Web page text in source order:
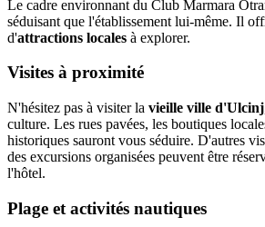
Le cadre environnant du Club Marmara
séduisant que l'établissement lui-même. Il
d'attractions locales à explorer.
Visites à proximité
N'hésitez pas à visiter la vieille ville d'Ulcinj
culture. Les rues pavées, les boutiques
historiques sauront vous séduire. D'autres
des excursions organisées peuvent être
l'hôtel.
Plage et activités nautiques